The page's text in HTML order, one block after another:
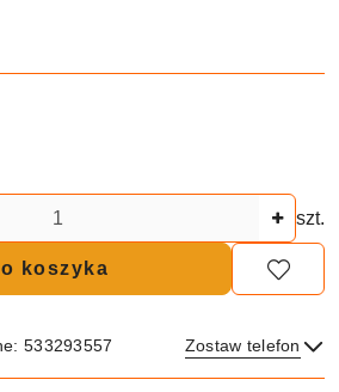
szt.
koszyka
533293557 Zostaw telefon